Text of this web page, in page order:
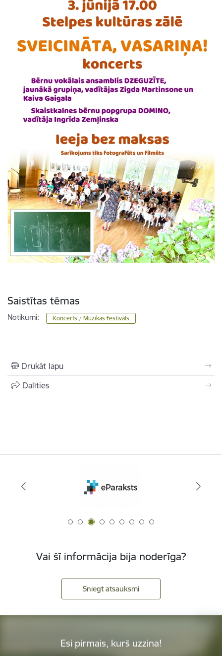
Saistītas tēmas
Notikumi: Koncerts / Mūzikas festivāls
Drukāt lapu
Dalīties
Vai šī informācija bija noderīga?
Sniegt atsauksmi
Esi pirmais, kurš uzzina!